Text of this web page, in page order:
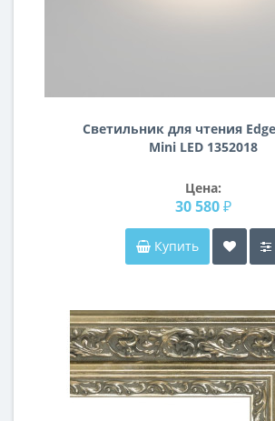
Светильник для чтения
Mini LED 1352018
Цена:
30 580 ₽
Купить